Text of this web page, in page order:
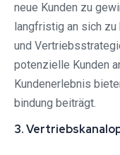
neue Kunden zu
langfristig an sich
und
potenzielle Kunden
Kundenerlebnis
bindung beiträgt.
3.